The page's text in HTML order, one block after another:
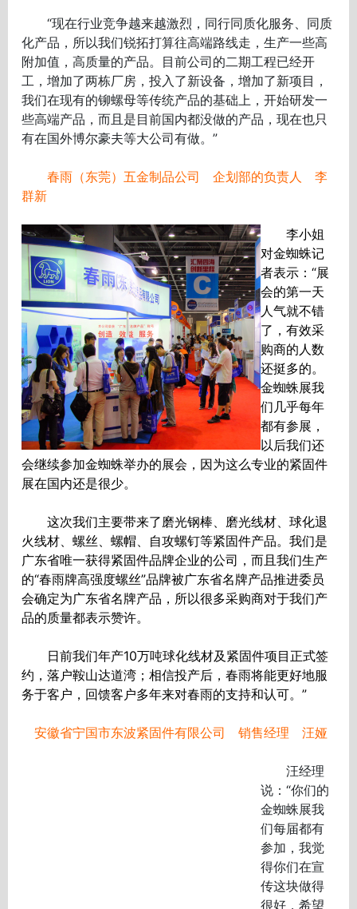
“现在行业竞争越来越激烈，同行同质化服务、同质
化产品，所以我们锐拓打算往高端路线走，生产一些高
附加值，高质量的产品。目前公司的二期工程已经开
工，增加了两栋厂房，投入了新设备，增加了新项目，
我们在现有的铆螺母等传统产品的基础上，开始研发一
些高端产品，而且是目前国内都没做的产品，现在也只
有在国外博尔豪夫等大公司有做。”
春雨（东莞）五金制品公司 企划部的负责人 李
群新
李小姐
对金蜘蛛记
者表示：“展
会的第一天
人气就不错
了，有效采
购商的人数
还挺多的。
金蜘蛛展我
们几乎每年
都有参展，
以后我们还
会继续参加金蜘蛛举办的展会，因为这么专业的紧固件
展在国内还是很少。
这次我们主要带来了磨光钢棒、磨光线材、球化退
火线材、螺丝、螺帽、自攻螺钉等紧固件产品。我们是
广东省唯一获得紧固件品牌企业的公司，而且我们生产
的“春雨牌高强度螺丝”品牌被广东省名牌产品推进委员
会确定为广东省名牌产品，所以很多采购商对于我们产
品的质量都表示赞许。
日前我们年产10万吨球化线材及紧固件项目正式签
约，落户鞍山达道湾；相信投产后，春雨将能更好地服
务于客户，回馈客户多年来对春雨的支持和认可。”
安徽省宁国市东波紧固件有限公司 销售经理 汪娅
汪经理
说：“你们的
金蜘蛛展我
们每届都有
参加，我觉
得你们在宣
传这块做得
很好，希望